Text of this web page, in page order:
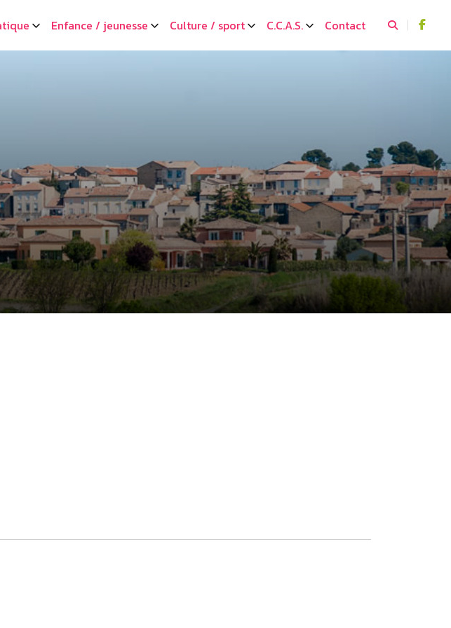
Enfance / jeunesse Culture / sport C.C.A.S. Contact